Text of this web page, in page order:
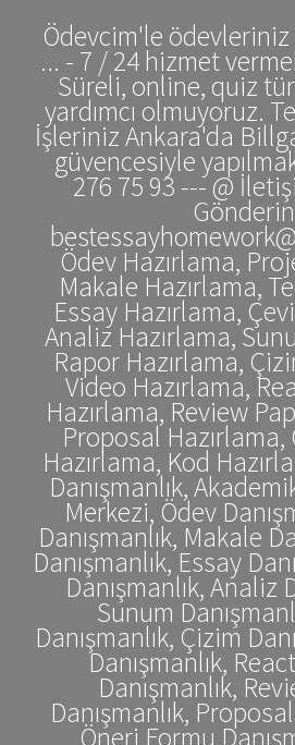
Ödevcim'le ödevleriniz
... - 7 / 24 hizmet
Süreli, online, quiz
yardımcı olmuyoruz.
İşleriniz Ankara'da
güvencesiyle
276 75 93 --- @
Gönderin
Ödev Hazırlama,
Makale Hazırlama,
Essay Hazırlama,
Analiz Hazırlama,
Rapor Hazırlama,
Video Hazırlama,
Hazırlama, Review
Proposal Hazırlama,
Hazırlama, Kod
Danışmanlık,
Merkezi, Ödev
Danışmanlık, Makale
Danışmanlık, Essay
Danışmanlık, Analiz
Sunum
Danışmanlık, Çizim
Danışmanlık,
Danışmanlık,
Danışmanlık,
Öneri Formu